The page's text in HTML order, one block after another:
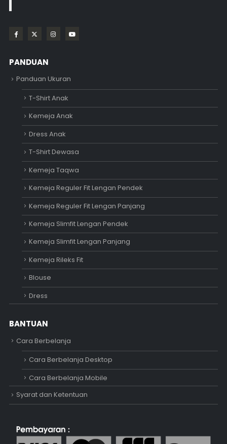
PANDUAN
Panduan Ukuran
T-Shirt Anak
Kemeja Anak
Dress Anak
T-Shirt Dewasa
Kemeja Taqwa
Kemeja Reguler Fit Lengan Pendek
Kemeja Reguler Fit Lengan Panjang
Kemeja Slimfit Lengan Pendek
Kemeja Slimfit Lengan Panjang
Kemeja Rileks Fit
Blouse
Dress
BANTUAN
Cara Berbelanja
Cara Berbelanja Desktop
Cara Berbelanja Mobile
Syarat dan Ketentuan